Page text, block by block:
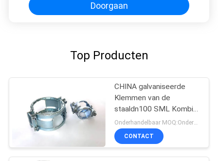
Doorgaan
Top Producten
CHINA galvaniseerde
Klemmen van de
staaldn100 SML Kombi
Kralle de Op zwaar werk
berekende Pijp
Onderhandelbaar MOQ:Onderhandeling
CONTACT